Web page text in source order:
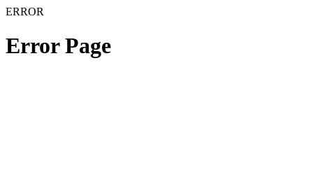
ERROR
Error Page